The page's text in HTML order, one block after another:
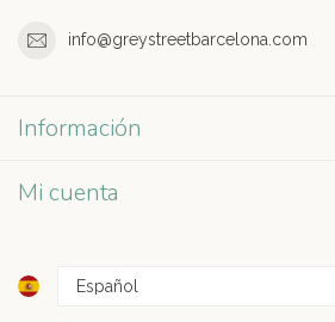
info@greystreetbarcelona.com
Información
Mi cuenta